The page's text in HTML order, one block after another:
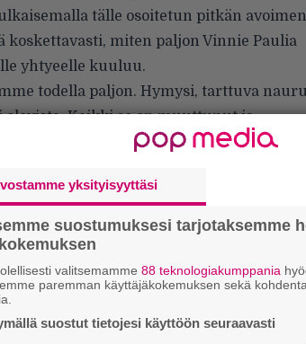
tälle osoitetun pitkän avoimen
koskettavasti, miten paljon Vinnie Paulia
yhtyeelle kuuluu.
todella paljon. Hymysi, tarttuva
Kaikki se on muuttunut ja
se joskus oli. Jokainen päivä tuntuu
kun tietää, ettet ole enää täällä
päin niillä pienillä teoilla, joita
ja yrittää navigoida näiden
– toisilta se onnistuu paremmin, toisilta
kotia ja siltä minusta usein tuntuu”,
yksityisyyttäsi
suostumuksesi tarjotaksemme
valitsemamme 88 teknologiakumppania
paremman käyttäjäkokemuksen sekä
suostut tietojesi käyttöön seuraavasti